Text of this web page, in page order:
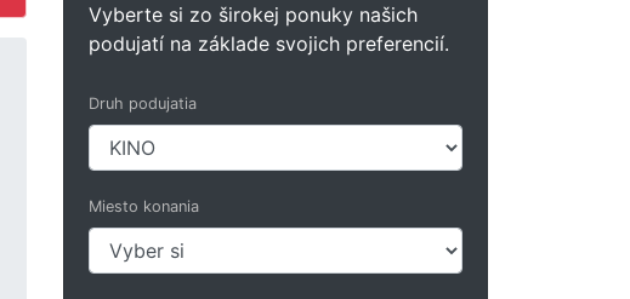
Vyberte si zo širokej ponuky našich
podujatí na základe svojich preferencií.
Druh podujatia
Miesto konania